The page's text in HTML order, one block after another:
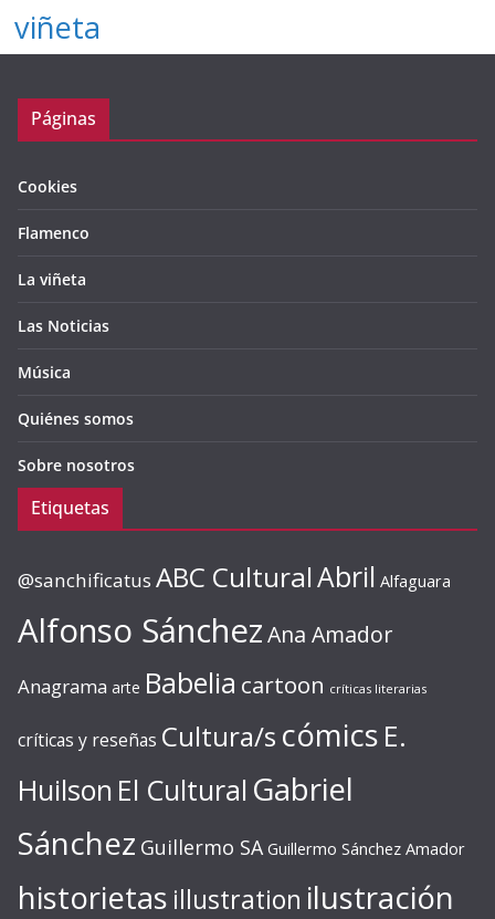
viñeta
Páginas
Cookies
Flamenco
La viñeta
Las Noticias
Música
Quiénes somos
Sobre nosotros
Etiquetas
@sanchificatus ABC CulturalAbril Alfaguara
Alfonso SánchezAna Amador
Anagrama arte Babelia cartoon críticas literarias
críticas y reseñas Cultura/s cómics E.
Huilson El Cultural Gabriel
Sánchez Guillermo SA Guillermo Sánchez Amador
historietas illustration ilustración